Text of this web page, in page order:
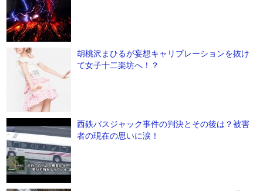
胡桃沢まひるが妄想キャリブレーションを抜け
て女子十二楽坊へ！？
西鉄バスジャック事件の判決とその後は？被害
者の現在の思いに涙！